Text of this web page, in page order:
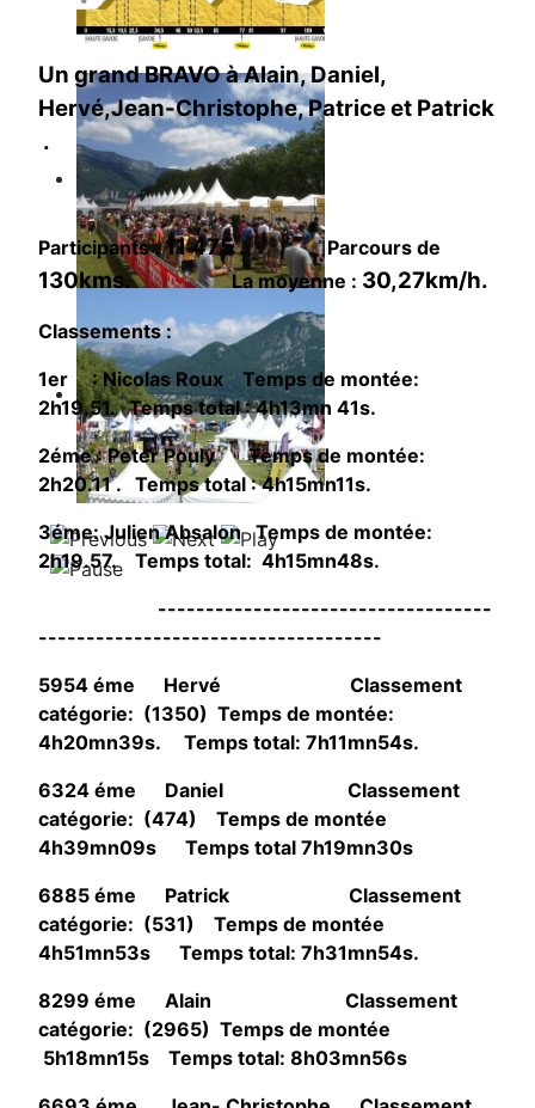
Un grand BRAVO à Alain, Daniel,
Hervé,Jean-Christophe, Patrice et Patrick
.
Participants :11 475 .Parcours de
130kms.La moyenne : 30,27km/h.
Classements :
1er : Nicolas Roux Temps de montée:
2h19.51. Temps total : 4h13mn 41s.
2éme : Peter Pouly Temps de montée:
2h20.11 . Temps total : 4h15mn11s.
3éme: Julien Absalon Temps de montée:
2h19.57. Temps total: 4h15mn48s.
-----------------------------------
------------------------------------
5954 éme Hervé Classement
catégorie: (1350) Temps de montée:
4h20mn39s. Temps total: 7h11mn54s.
6324 éme Daniel Classement
catégorie: (474) Temps de montée
4h39mn09s Temps total 7h19mn30s
6885 éme Patrick Classement
catégorie: (531) Temps de montée
4h51mn53s Temps total: 7h31mn54s.
8299 éme Alain Classement
catégorie: (2965) Temps de montée
5h18mn15s Temps total: 8h03mn56s